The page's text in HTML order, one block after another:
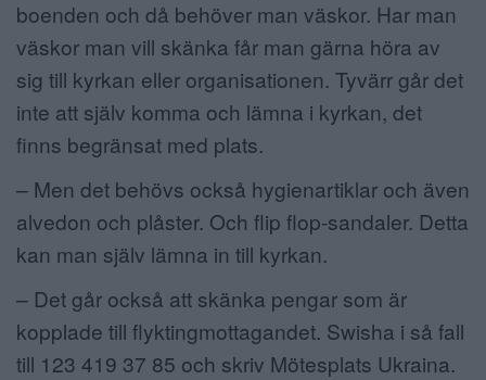
boenden och då behöver man väskor. Har man
väskor man vill skänka får man gärna höra av
sig till kyrkan eller organisationen. Tyvärr går det
inte att själv komma och lämna i kyrkan, det
finns begränsat med plats.
– Men det behövs också hygienartiklar och även
alvedon och plåster. Och flip flop-sandaler. Detta
kan man själv lämna in till kyrkan.
– Det går också att skänka pengar som är
kopplade till flyktingmottagandet. Swisha i så fall
till 123 419 37 85 och skriv Mötesplats Ukraina.